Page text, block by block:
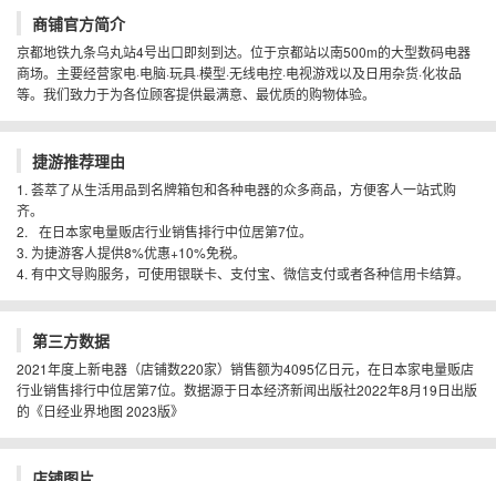
商铺官方简介
京都地铁九条乌丸站4号出口即刻到达。位于京都站以南500m的大型数码电器
商场。主要经营家电·电脑·玩具·模型·无线电控·电视游戏以及日用杂货·化妆品
等。我们致力于为各位顾客提供最满意、最优质的购物体验。
捷游推荐理由
1. 荟萃了从生活用品到名牌箱包和各种电器的众多商品，方便客人一站式购
齐。
2. 在日本家电量贩店行业销售排行中位居第7位。
3. 为捷游客人提供8%优惠+10%免税。
4. 有中文导购服务，可使用银联卡、支付宝、微信支付或者各种信用卡结算。
第三方数据
2021年度上新电器（店铺数220家）销售额为4095亿日元，在日本家电量贩店
行业销售排行中位居第7位。数据源于日本经济新闻出版社2022年8月19日出版
的《日经业界地图 2023版》